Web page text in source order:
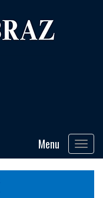
Toggle
Menu